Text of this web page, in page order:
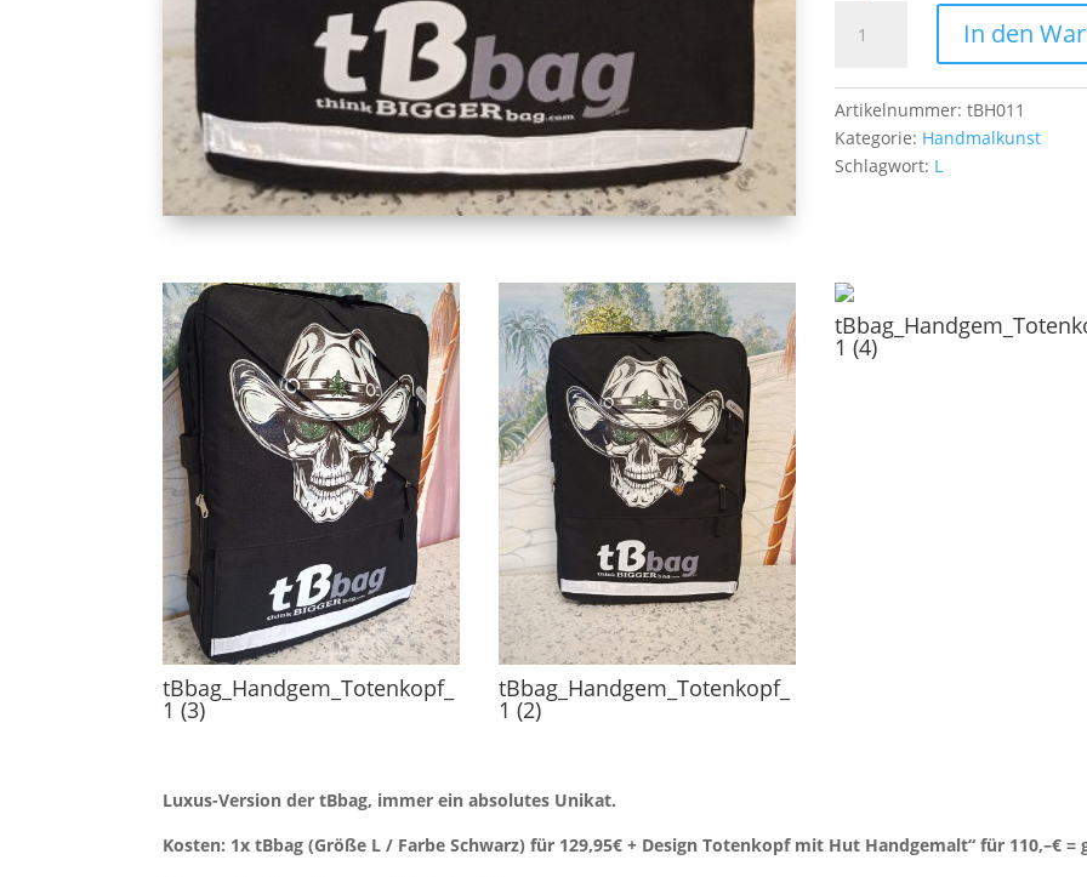
Handmalkunst
Totenkopf
Menge
In den
Artikelnummer:tBH011
Kategorie: Handmalkunst
Schlagwort: L
tBbag_Handgem_Totenkopf_
1 (3)
tBbag_Handgem_Totenkopf_
1 (2)
1 (4)
Luxus-Version der tBbag, immer ein absolutes Unikat.
Kosten: 1x tBbag (Größe L / Farbe Schwarz) für 129,95€ + Design Totenkopf mit Hut Handgemalt“ für 110,–€=